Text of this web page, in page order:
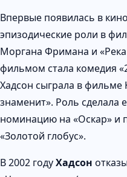
Впервые появилась в
эпизодические роли в
Моргана Фримана и
фильмом стала комедия
Хадсон сыграла в
знаменит». Роль сделала
номинацию на «Оскар» и
«Золотой глобус».
В 2002 годуХадсон